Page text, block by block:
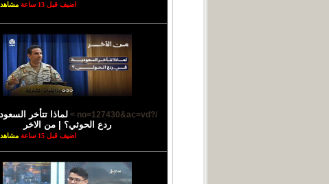
اضيف قبل 13 ساعة
/?no=127430&ac=vd >
لماذا تتأخر
ردع الحوثي؟ | من الاخر
اضيف قبل 15 ساعة